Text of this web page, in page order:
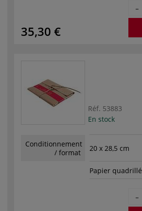
35,30 €
-
Réf. 53883
En stock
Conditionnement
/ format
20 x 28,5 cm
Papier quadrillé
-